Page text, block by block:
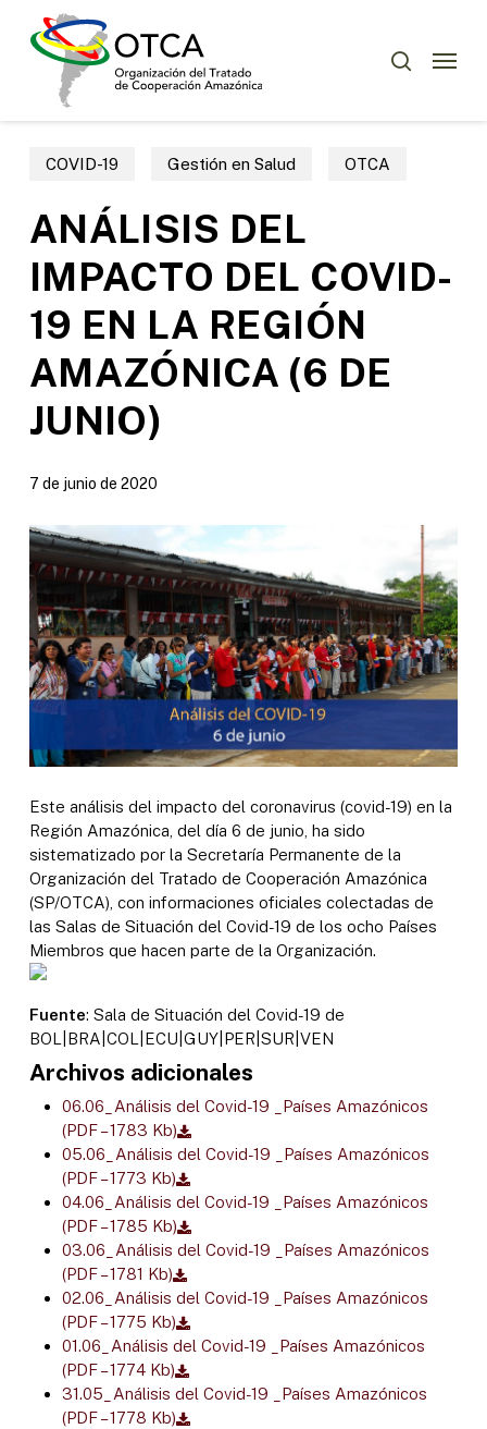
Menu
COVID-19 Gestión en Salud OTCA
ANÁLISIS DEL
IMPACTO DEL COVID-
19 EN LA REGIÓN
AMAZÓNICA (6 DE
JUNIO)
7 de junio de 2020
Este análisis del impacto del coronavirus (covid-19) en la
Región Amazónica, del día 6 de junio, ha sido
sistematizado por la Secretaría Permanente de la
Organización del Tratado de Cooperación Amazónica
(SP/OTCA), con informaciones oficiales colectadas de
las Salas de Situación del Covid-19 de los ocho Países
Miembros que hacen parte de la Organización.
Fuente: Sala de Situación del Covid-19 de
BOL|BRA|COL|ECU|GUY|PER|SUR|VEN
Archivos adicionales
06.06_Análisis del Covid-19 _Países Amazónicos
(PDF – 1783 Kb)
05.06_Análisis del Covid-19 _Países Amazónicos
(PDF – 1773 Kb)
04.06_Análisis del Covid-19 _Países Amazónicos
(PDF – 1785 Kb)
03.06_Análisis del Covid-19 _Países Amazónicos
(PDF – 1781 Kb)
02.06_Análisis del Covid-19 _Países Amazónicos
(PDF – 1775 Kb)
01.06_Análisis del Covid-19 _Países Amazónicos
(PDF – 1774 Kb)
31.05_Análisis del Covid-19 _Países Amazónicos
(PDF – 1778 Kb)